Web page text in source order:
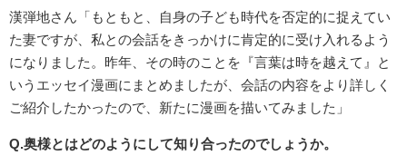
漢弾地さん「もともと、自身の子ども時代を否定的に捉えてい
た妻ですが、私との会話をきっかけに肯定的に受け入れるよう
になりました。昨年、その時のことを『言葉は時を越えて』と
いうエッセイ漫画にまとめましたが、会話の内容をより詳しく
ご紹介したかったので、新たに漫画を描いてみました」
Q.奥様とはどのようにして知り合ったのでしょうか。